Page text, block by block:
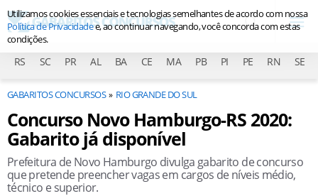
RS SC PR AL BA CE MA PB PI PE RN SE
GABARITOS CONCURSOS RIO GRANDE DO SUL
Concurso Novo Hamburgo-RS 2020:
Gabarito já disponível
Prefeitura de Novo Hamburgo divulga gabarito de concurso
que pretende preencher vagas em cargos de níveis médio,
técnico e superior.
Utilizamos cookies essenciais e tecnologias semelhantes de acordo com nossa
Política de Privacidadee, ao continuar navegando, você concorda com estas
condições.